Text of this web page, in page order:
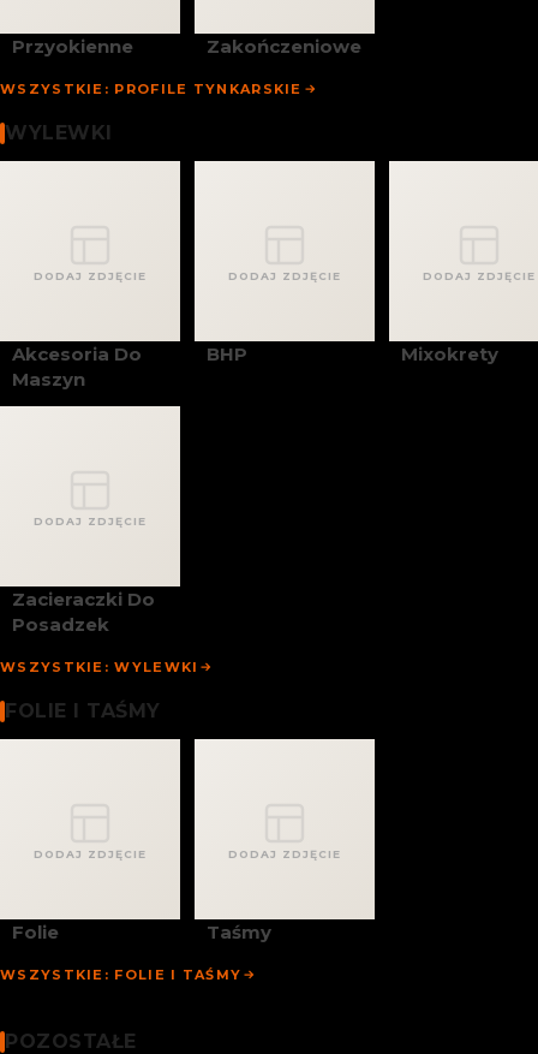
Przyokienne Zakończeniowe
WSZYSTKIE: PROFILE TYNKARSKIE
WYLEWKI
DODAJ ZDJĘCIE
Akcesoria Do
Maszyn
DODAJ ZDJĘCIE
BHP
DODAJ ZDJĘCIE
Mixokrety
DODAJ ZDJĘCIE
Zacieraczki Do
Posadzek
WSZYSTKIE: WYLEWKI
FOLIE I TAŚMY
DODAJ ZDJĘCIE
Folie
DODAJ ZDJĘCIE
Taśmy
WSZYSTKIE: FOLIE I TAŚMY
POZOSTAŁE